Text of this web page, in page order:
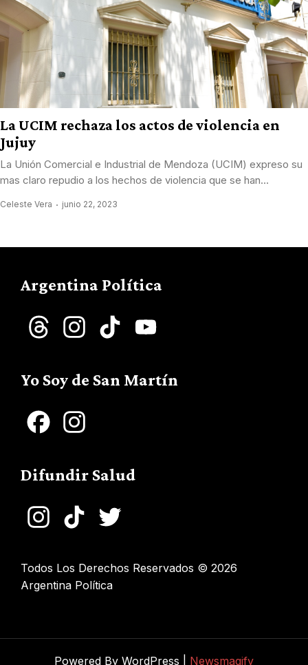
La UCIM rechaza los actos de violencia en
Jujuy
La Unión Comercial e Industrial de Mendoza (UCIM) expreso su
mas claro repudio a los hechos de violencia que se han...
Celeste Vera junio 22, 2023
Argentina Política
Threads InstagramTikTok
Yo Soy de San Martín
Facebook
Difundir Salud
InstagramTikTok
Todos Los Derechos Reservados © 2026
Argentina Política
Powered By WordPress | Newsmagify